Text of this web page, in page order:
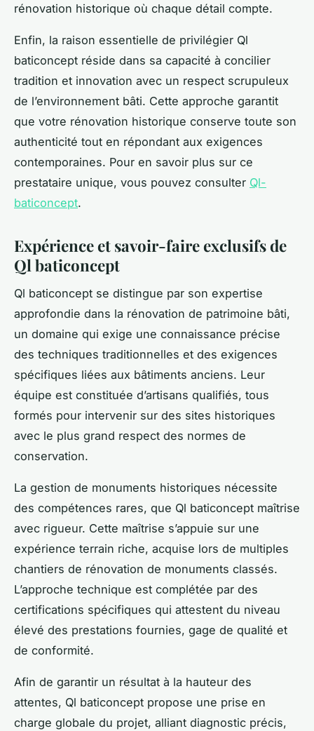
rénovation historique où chaque détail compte.
Enfin, la raison essentielle de privilégier Ql
baticoncept réside dans sa capacité à concilier
tradition et innovation avec un respect scrupuleux
de l’environnement bâti. Cette approche garantit
que votre rénovation historique conserve toute son
authenticité tout en répondant aux exigences
contemporaines. Pour en savoir plus sur ce
prestataire unique, vous pouvez consulter Ql-
baticoncept.
Expérience et savoir-faire exclusifs de
Ql baticoncept
Ql baticoncept se distingue par son expertise
approfondie dans la rénovation de patrimoine bâti,
un domaine qui exige une connaissance précise
des techniques traditionnelles et des exigences
spécifiques liées aux bâtiments anciens. Leur
équipe est constituée d’artisans qualifiés, tous
formés pour intervenir sur des sites historiques
avec le plus grand respect des normes de
conservation.
La gestion de monuments historiques nécessite
des compétences rares, que Ql baticoncept maîtrise
avec rigueur. Cette maîtrise s’appuie sur une
expérience terrain riche, acquise lors de multiples
chantiers de rénovation de monuments classés.
L’approche technique est complétée par des
certifications spécifiques qui attestent du niveau
élevé des prestations fournies, gage de qualité et
de conformité.
Afin de garantir un résultat à la hauteur des
attentes, Ql baticoncept propose une prise en
charge globale du projet, alliant diagnostic précis,